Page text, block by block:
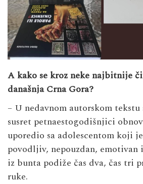
A kako se kroz neke najbitnije
današnja Crna Gora?
– U nedavnom autorskom
susret petnaestogodišnjici
uporedio sa adolescentom koji
povodljiv, nepouzdan,
iz bunta podiže čas dva, čas tri
ruke.